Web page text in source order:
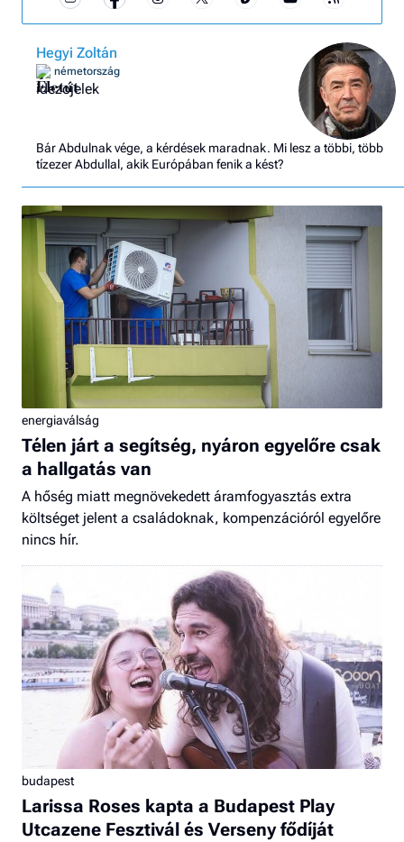
Hegyi Zoltán
németország
Életút
Bár Abdulnak vége, a kérdések maradnak. Mi lesz a többi, több
tízezer Abdullal, akik Európában fenik a kést?
energiaválság
Télen járt a segítség, nyáron egyelőre csak
a hallgatás van
A hőség miatt megnövekedett áramfogyasztás extra
költséget jelent a családoknak, kompenzációról egyelőre
nincs hír.
budapest
Larissa Roses kapta a Budapest Play
Utcazene Fesztivál és Verseny fődíját